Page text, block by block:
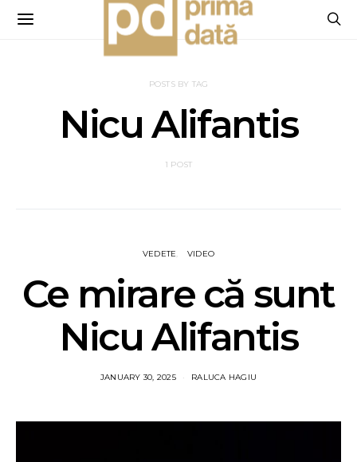
POSTS BY TAG
Nicu Alifantis
1 POST
VEDETE VIDEO
Ce mirare că sunt
Nicu Alifantis
JANUARY 30, 2025 RALUCA HAGIU